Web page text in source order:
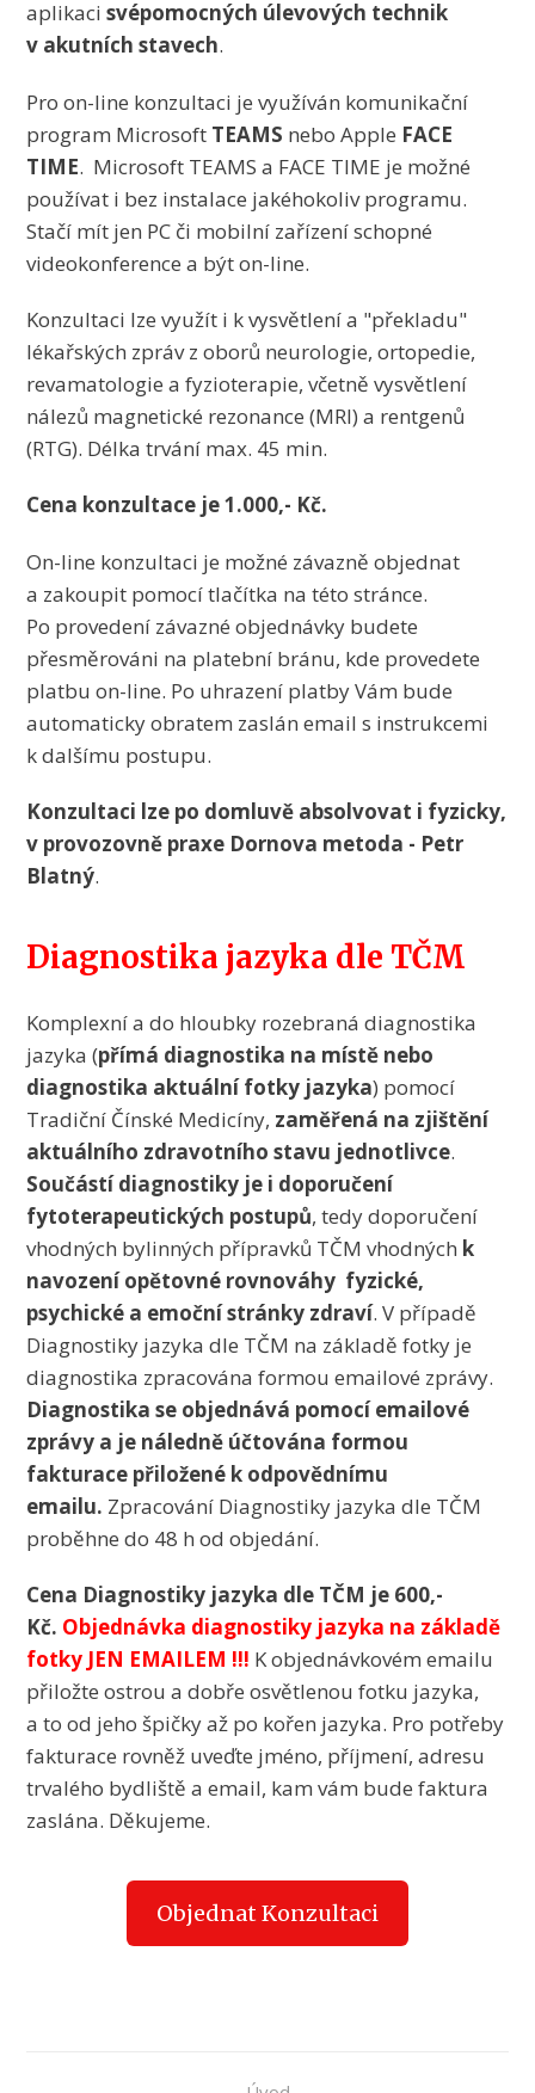
aplikacisvépomocných úlevových technik
v akutních stavech.
Pro on-line konzultaci je využíván komunikační
program Microsoft TEAMS nebo Apple FACE
TIME. Microsoft TEAMS a FACE TIME je možné
používat i bez instalace jakéhokoliv programu.
Stačí mít jen PC či mobilní zařízení schopné
videokonference a být on-line.
Konzultaci lze využít i k vysvětlení a "překladu"
lékařských zpráv z oborů neurologie, ortopedie,
revamatologie a fyzioterapie, včetně vysvětlení
nálezů magnetické rezonance (MRI) a rentgenů
(RTG). Délka trvání max. 45 min.
Cena konzultace je 1.000,- Kč.
On-line konzultaci je možné závazně objednat
a zakoupit pomocí tlačítka na této stránce.
Po provedení závazné objednávky budete
přesměrováni na platební bránu, kde provedete
platbu on-line. Po uhrazení platby Vám bude
automaticky obratem zaslán email s instrukcemi
k dalšímu postupu.
Konzultaci lze po domluvě absolvovat i fyzicky,
v provozovně praxe Dornova metoda - Petr
Blatný.
Diagnostika jazyka dle TČM
Komplexní a do hloubky rozebraná diagnostika
jazyka (přímá diagnostika na místě nebo
diagnostika aktuální fotky jazyka) pomocí
Tradiční Čínské Medicíny, zaměřená na zjištění
aktuálního zdravotního stavu jednotlivce.
Součástí diagnostiky je i doporučení
fytoterapeutických postupů, tedy doporučení
vhodných bylinných přípravků TČM vhodných k
navození opětovné rovnováhy fyzické,
psychické a emoční stránky zdraví. V případě
Diagnostiky jazyka dle TČM na základě fotky je
diagnostika zpracována formou emailové zprávy.
Diagnostika se objednává pomocí emailové
zprávy a je náledně účtována formou
fakturace přiložené k odpovědnímu
emailu. Zpracování Diagnostiky jazyka dle TČM
proběhne do 48 h od objedání.
Cena Diagnostiky jazyka dle TČM je 600,-
Kč. Objednávka diagnostiky jazyka na základě
fotky JEN EMAILEM !!! K objednávkovém emailu
přiložte ostrou a dobře osvětlenou fotku jazyka,
a to od jeho špičky až po kořen jazyka. Pro potřeby
fakturace rovněž uveďte jméno, příjmení, adresu
trvalého bydliště a email, kam vám bude faktura
zaslána. Děkujeme.
Objednat Konzultaci